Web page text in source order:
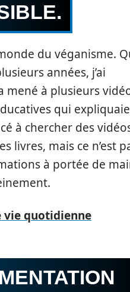
du véganisme.
années, j’ai
mené à plusieurs
qui
à chercher des
livres, mais ce n’est
à portée de
vie quotidienne